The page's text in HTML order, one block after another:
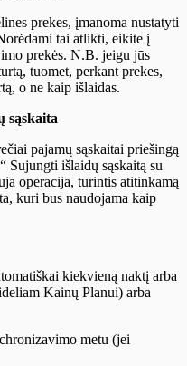
prekes, įmanoma nustatyti
tai atlikti, eikite į
prekės. N.B. jeigu jūs
tuomet, perkant prekes,
o ne kaip išlaidas.
sąskaita
pajamų sąskaitai priešingą
Sujungti išlaidų sąskaitą su
operacija, turintis atitinkamą
kuri bus naudojama kaip
kiekvieną naktį arba
Kainų Planui) arba
metu (jei